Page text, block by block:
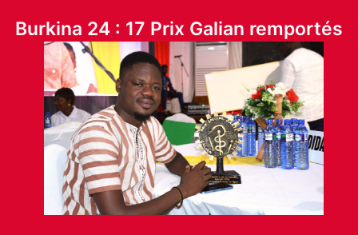
Burkina 24 : 17 Prix Galian remportés